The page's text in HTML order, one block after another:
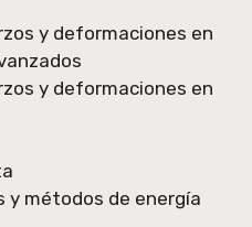
y deformaciones en
y deformaciones en
y métodos de energía